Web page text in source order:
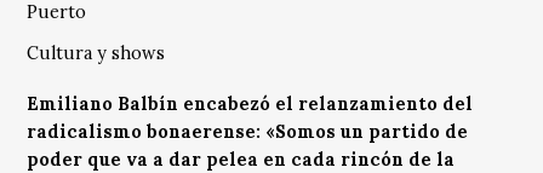
Puerto
Cultura y shows
Emiliano Balbín encabezó el relanzamiento del
radicalismo bonaerense: «Somos un partido de
poder que va a dar pelea en cada rincón de la